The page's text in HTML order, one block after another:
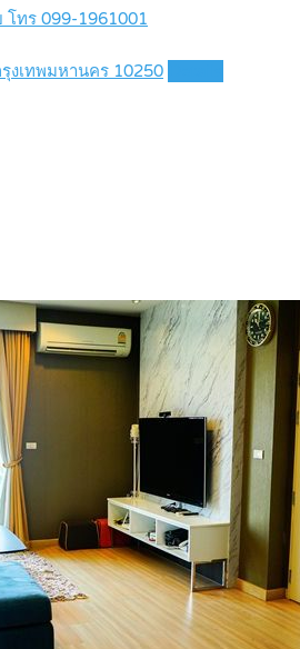
โทร 099-1961001
งเทพมหานคร 10250